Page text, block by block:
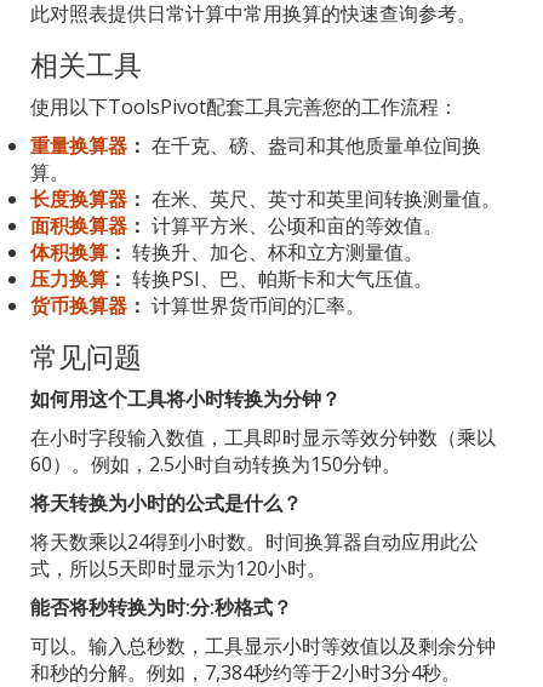
此对照表提供日常计算中常用换算的快速查询参考。
相关工具
使用以下ToolsPivot配套工具完善您的工作流程：
重量换算器 ： 在千克、磅、盎司和其他质量单位间换
算。
长度换算器 ： 在米、英尺、英寸和英里间转换测量值。
面积换算器 ： 计算平方米、公顷和亩的等效值。
体积换算 ： 转换升、加仑、杯和立方测量值。
压力换算 ： 转换PSI、巴、帕斯卡和大气压值。
货币换算器 ： 计算世界货币间的汇率。
常见问题
如何用这个工具将小时转换为分钟？
在小时字段输入数值，工具即时显示等效分钟数（乘以
60）。例如，2.5小时自动转换为150分钟。
将天转换为小时的公式是什么？
将天数乘以24得到小时数。时间换算器自动应用此公
式，所以5天即时显示为120小时。
能否将秒转换为时:分:秒格式？
可以。输入总秒数，工具显示小时等效值以及剩余分钟
和秒的分解。例如，7,384秒约等于2小时3分4秒。